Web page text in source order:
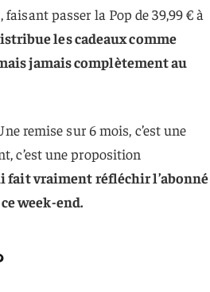
passer la Pop de 39,99 € à
les cadeaux comme
jamais complètement au
remise sur 6 mois, c’est une
c’est une proposition
fait vraiment réfléchir l’abonné
week-end.